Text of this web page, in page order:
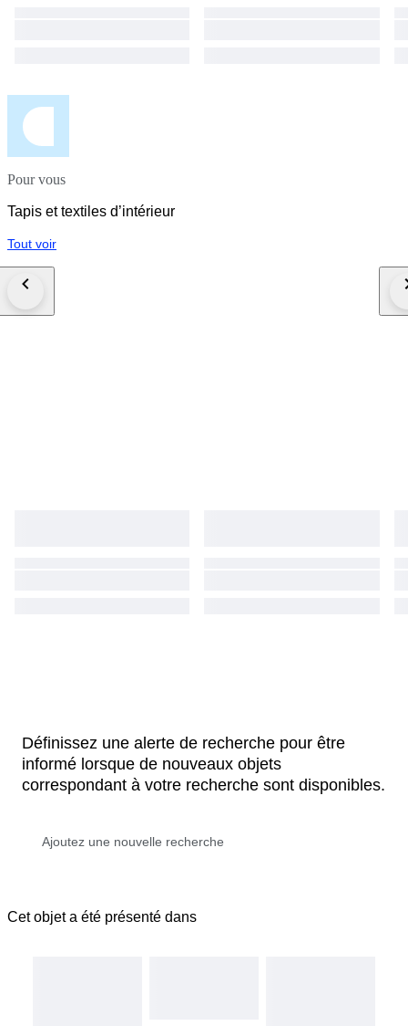
Pour vous
Tapis et textiles d’intérieur
Tout voir
Définissez une alerte de recherche pour être
informé lorsque de nouveaux objets
correspondant à votre recherche sont disponibles.
Cet objet a été présenté dans